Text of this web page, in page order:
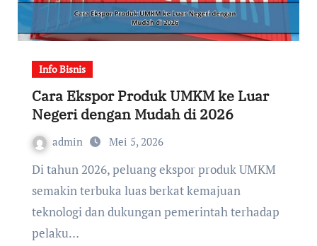
Info Bisnis
Cara Ekspor Produk UMKM ke Luar
Negeri dengan Mudah di 2026
admin Mei 5, 2026
Di tahun 2026, peluang ekspor produk UMKM
semakin terbuka luas berkat kemajuan
teknologi dan dukungan pemerintah terhadap
pelaku…